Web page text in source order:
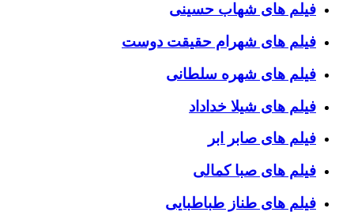
فیلم های شهاب حسینی
فیلم های شهرام حقیقت دوست
فیلم های شهره سلطانی
فیلم های شیلا خداداد
فیلم های صابر ابر
فیلم های صبا کمالی
فیلم های طناز طباطبایی